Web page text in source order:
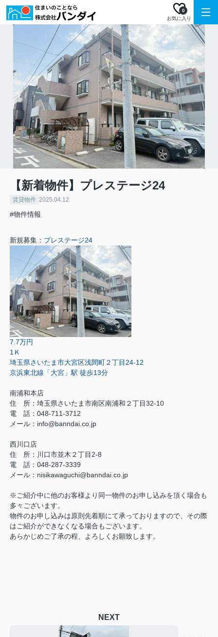
お気に入り
0
【新着物件】プレステージ24
賃貸物件 2025.04.12
#物件情報
新規募集： プレステージ24
7.7万円
1Ｋ
埼玉県さいたま市大宮区浅間町２丁目24-12
京浜東北線「大宮」駅 徒歩13分
南浦和本店
住 所： 埼玉県さいたま市南区南浦和２丁目32-10
電 話：048-711-3712
メール： info@banndai.co.jp
西川口店
住 所： 川口市並木２丁目2-8
電 話：048-287-3339
メール ： nisikawaguchi@banndai.co.jp
※ご紹介中に他のお客様より同一物件のお申し込みを頂く場合も
多々ございます。
物件のお申し込みは原則先着順にて承っておりますので、その際
はご紹介ができなくなる場合もございます。
あらかじめご了承の程、よろしくお願致します。
NEXT